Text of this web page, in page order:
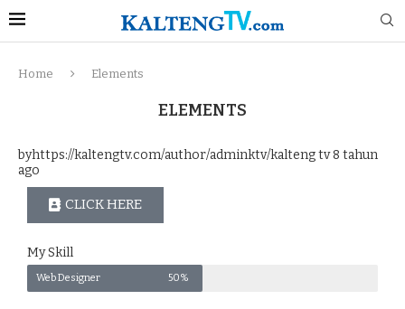
Home Elements
ELEMENTS
byhttps://kaltengtv.com/author/adminktv/kalteng tv8 tahun
ago
CLICK HERE
My Skill
Web Designer 50%